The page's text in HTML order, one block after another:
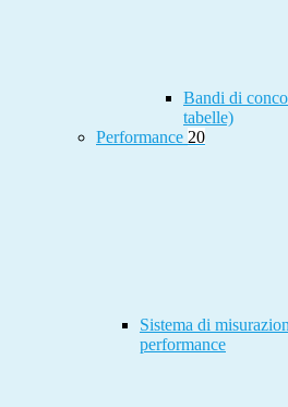
Bandi di
tabelle)
Performance 20
Sistema di
performance